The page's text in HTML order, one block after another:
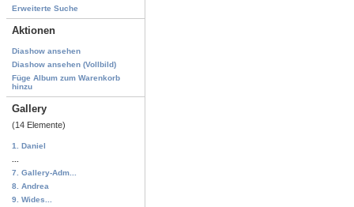
Erweiterte Suche
Aktionen
Diashow ansehen
Diashow ansehen (Vollbild)
Füge Album zum Warenkorb
hinzu
Gallery
(14 Elemente)
1. Daniel
7. Gallery-Adm...
8. Andrea
9. Wides...